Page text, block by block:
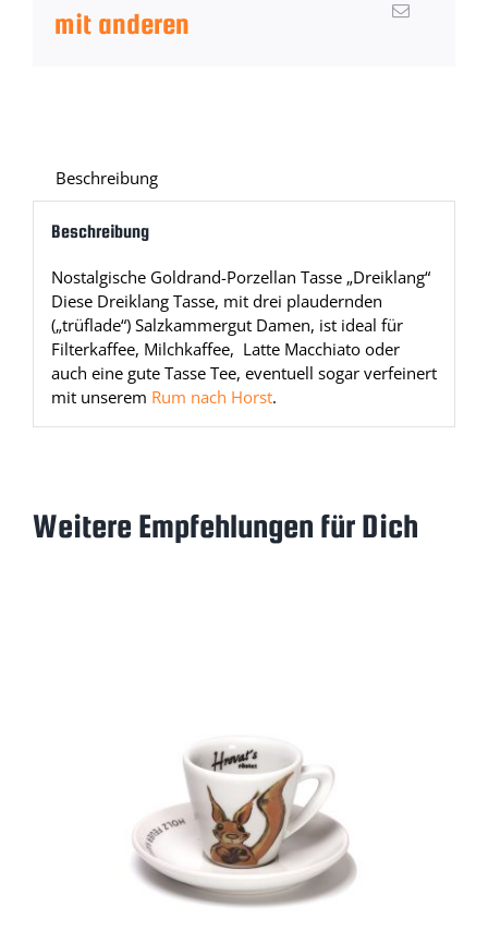
mit anderen
Beschreibung
Beschreibung
Nostalgische Goldrand-Porzellan Tasse „Dreiklang“
Diese Dreiklang Tasse, mit drei plaudernden
(„trüflade“) Salzkammergut Damen, ist ideal für
Filterkaffee, Milchkaffee, Latte Macchiato oder
auch eine gute Tasse Tee, eventuell sogar verfeinert
mit unserem Rum nach Horst.
Weitere Empfehlungen für Dich